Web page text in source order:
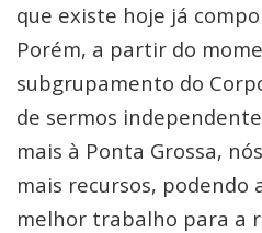
que existe hoje já
Porém, a partir do
subgrupamento do
de sermos
mais à Ponta Grossa,
mais recursos, podendo
melhor trabalho para a